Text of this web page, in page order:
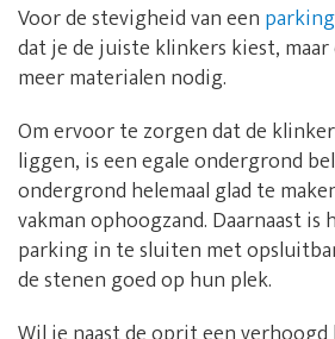
Voor de stevigheid van een parking
dat je de juiste klinkers kiest,
meer materialen nodig.
Om ervoor te zorgen dat de
liggen, is een egale ondergrond
ondergrond helemaal glad te
vakman ophoogzand. Daarnaast
parking in te sluiten met
de stenen goed op hun plek.